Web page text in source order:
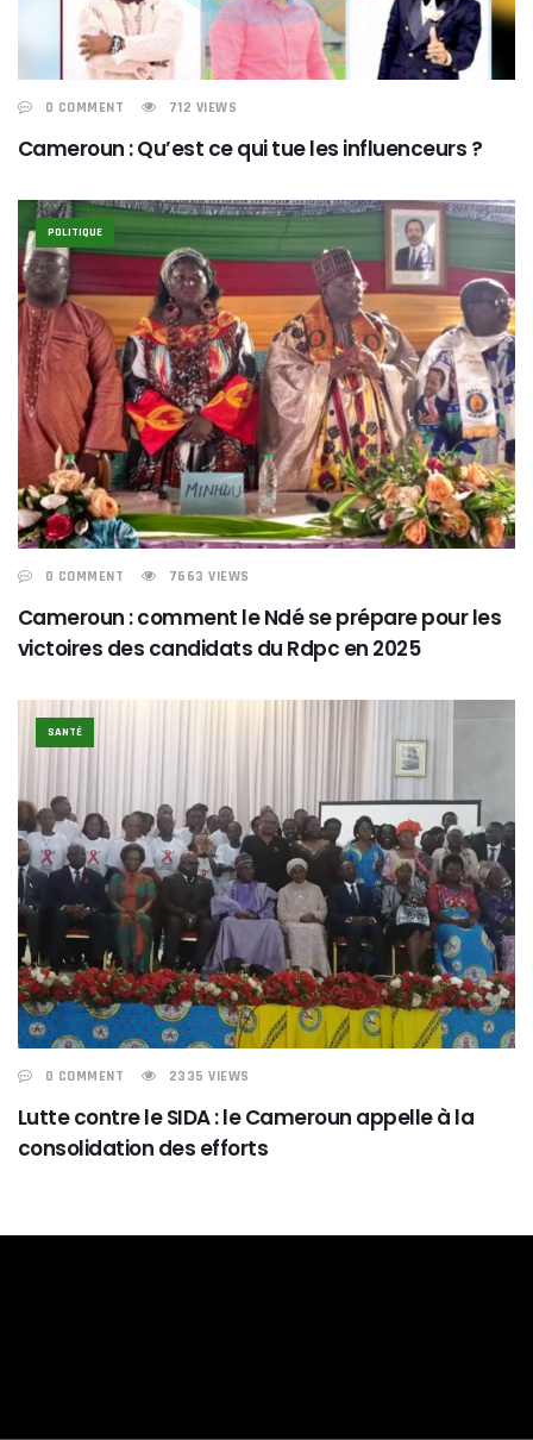
0 COMMENT 712 VIEWS
Cameroun : Qu’est ce qui tue les influenceurs ?
POLITIQUE
0 COMMENT 7663 VIEWS
Cameroun : comment le Ndé se prépare pour les
victoires des candidats du Rdpc en 2025
SANTÉ
0 COMMENT 2335 VIEWS
Lutte contre le SIDA : le Cameroun appelle à la
consolidation des efforts